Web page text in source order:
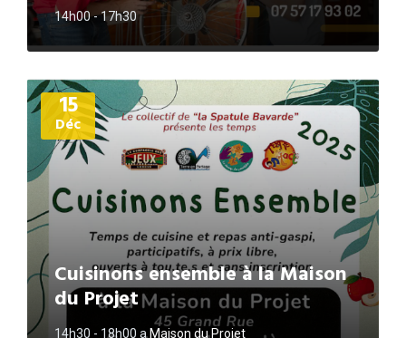
14h00 - 17h30
15
Déc
Cuisinons ensemble à la Maison
du Projet
14h30 - 18h00 a Maison du Projet
Plus
d'informations